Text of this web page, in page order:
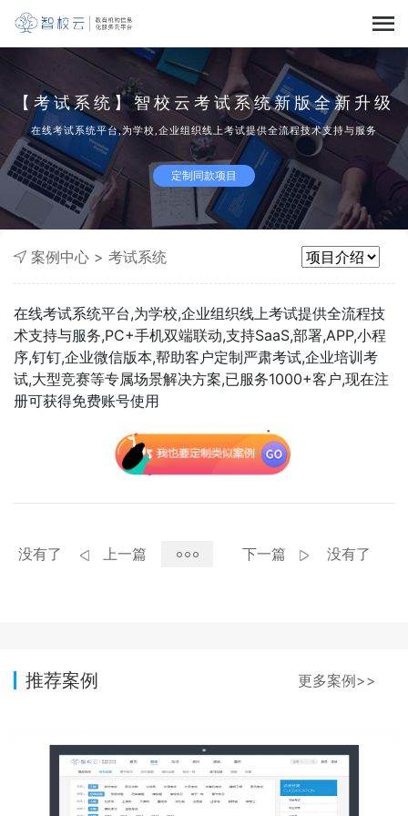
【考试系统】智校云考试系统新版全新升级
在线考试系统平台,为学校,企业组织线上考试提供全流程技术支持与服务
定制同款项目
案例中心 > 考试系统
在线考试系统平台,为学校,企业组织线上考试提供全流程技
术支持与服务,PC+手机双端联动,支持SaaS,部署,APP,小程
序,钉钉,企业微信版本,帮助客户定制严肃考试,企业培训考
试,大型竞赛等专属场景解决方案,已服务1000+客户,现在注
册可获得免费账号使用
没有了 上一篇 下一篇 没有了
推荐案例 更多案例>>